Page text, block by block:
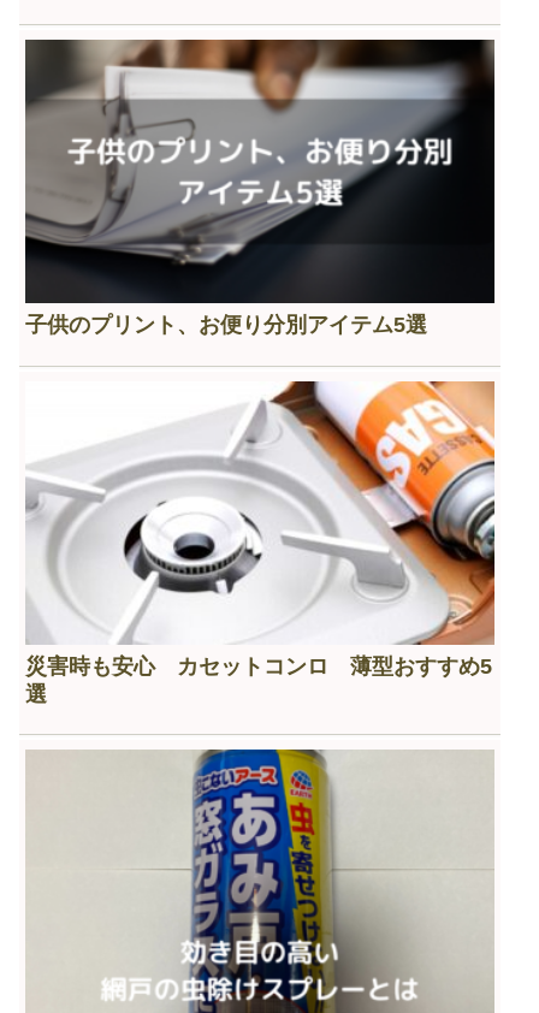
子供のプリント、お便り分別アイテム5選
災害時も安心 カセットコンロ 薄型おすすめ5
選